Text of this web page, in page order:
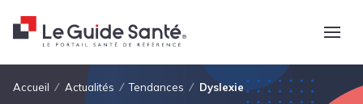
Fil d'Ariane
Accueil Actualités Tendances Dyslexie